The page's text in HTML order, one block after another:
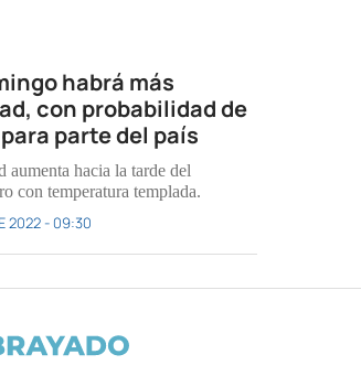
habrá más
con probabilidad de
parte del país
aumenta hacia la tarde del
con temperatura templada.
2022 - 09:30